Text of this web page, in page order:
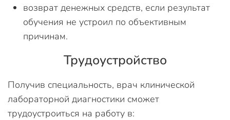
возврат денежных средств, если результат
обучения не устроил по объективным
причинам.
Трудоустройство
Получив специальность, врач клинической
лабораторной диагностики сможет
трудоустроиться на работу в: